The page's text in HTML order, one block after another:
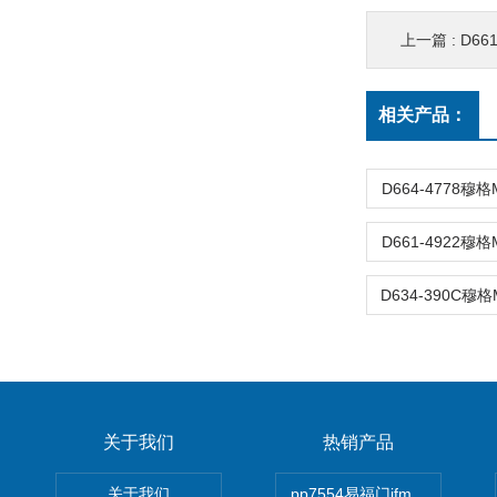
上一篇 :
相关产品：
D664-4778穆格
D661-4922穆格
D634-390C穆
关于我们 热销产品